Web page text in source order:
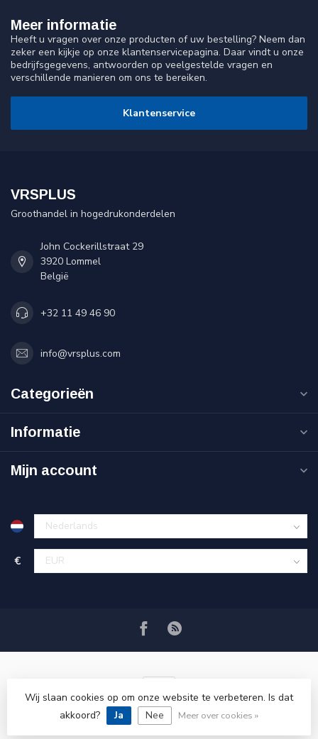
Meer informatie
Heeft u vragen over onze producten of uw bestelling? Neem dan
zeker een kijkje op onze klantenservicepagina. Daar vindt u onze
bedrijfsgegevens, antwoorden op veelgestelde vragen en
verschillende manieren om ons te bereiken.
Klantenservice
VRSPLUS
Groothandel in hogedrukonderdelen
John Cockerillstraat 29
3920 Lommel
België
+32 11 49 46 90
info@vrsplus.com
Categorieën
Informatie
Mijn account
€
© Copyright 2026 VRSPLUS
Wij slaan cookies op om onze website te verbeteren. Is dat
akkoord?
Ja Nee Meer over cookies »